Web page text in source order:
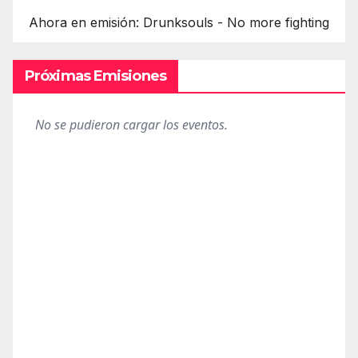
Ahora en emisión: Drunksouls - No more fighting
Próximas Emisiones